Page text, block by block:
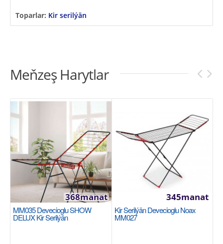
Toparlar: Kir serilýän
Meňzeş Harytlar
MM035 Devecioglu SHOW
DELUX Kir Serilýän
368manat
Kir Serilýän Devecioglu Noax
MM027
345manat